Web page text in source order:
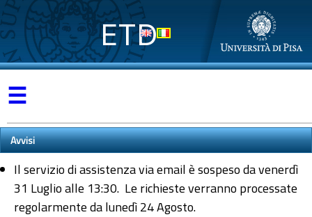
ETD
☰
Avvisi
Il servizio di assistenza via email è sospeso da venerdì
31 Luglio alle 13:30. Le richieste verranno processate
regolarmente da lunedì 24 Agosto.